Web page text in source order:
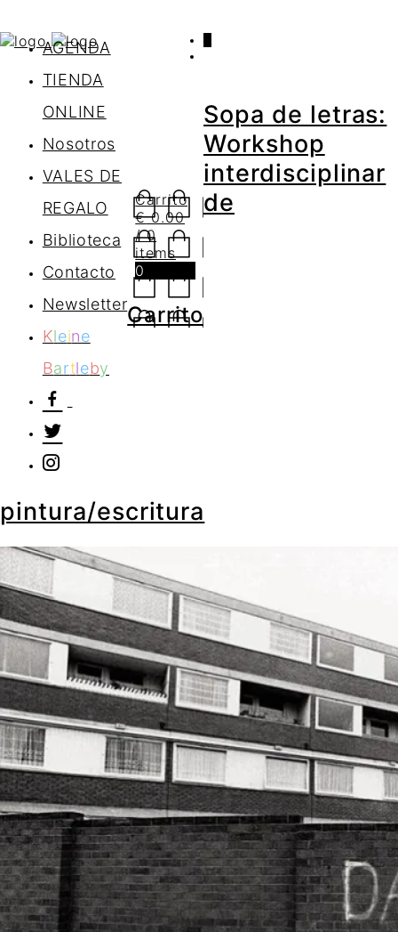
AGENDA
TIENDA
ONLINE
Nosotros
VALES DE
REGALO
Biblioteca
Contacto
Newsletter
Kleine
Bartleby
Carrito
€0.00
/ 0
items
0
Carrito
Sopa de letras:
Workshop
interdisciplinar
de
pintura/escritura